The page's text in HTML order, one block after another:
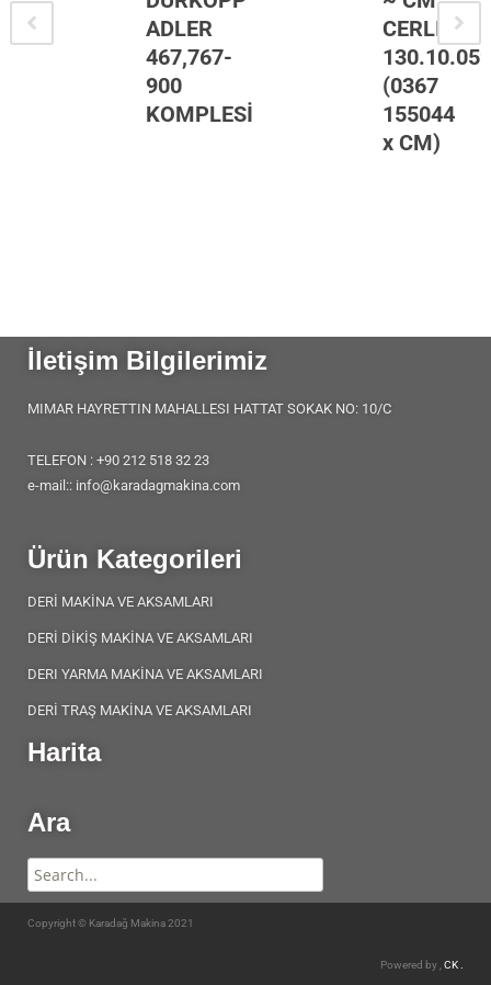
ADLER
467,767-
900
KOMPLESİ
CERLIANI
130.10.059
(0367
155044
x CM)
İletişim Bilgilerimiz
MIMAR HAYRETTIN MAHALLESI HATTAT SOKAK NO: 10/C
TELEFON : +90 212 518 32 23
e-mail:: info@karadagmakina.com
Ürün Kategorileri
DERİ MAKİNA VE AKSAMLARI
DERİ DİKİŞ MAKİNA VE AKSAMLARI
DERI YARMA MAKİNA VE AKSAMLARI
DERİ TRAŞ MAKİNA VE AKSAMLARI
Harita
Ara
Copyright © Karadağ Makina 2021
Powered by ,CK .